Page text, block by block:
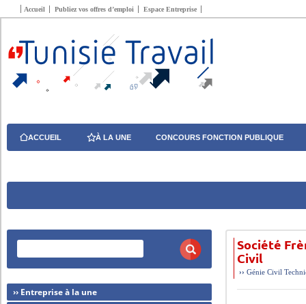
Accueil Publiez vos offres d’emploi Espace Entreprise
ACCUEIL À LA UNE CONCOURS FONCTION PUBLIQUE
Société
Civil
››Génie Civil
›› Entreprise à la une